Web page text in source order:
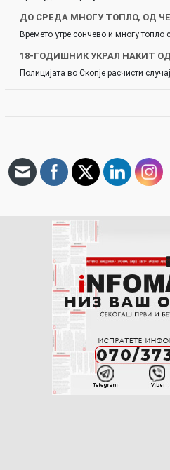
ДО СРЕДА МНОГУ ТОПЛО, ОД
Времето утре сончево и многу топло
18-ГОДИШНИК УКРАЛ НАКИТ
Полицијата во Скопје расчисти